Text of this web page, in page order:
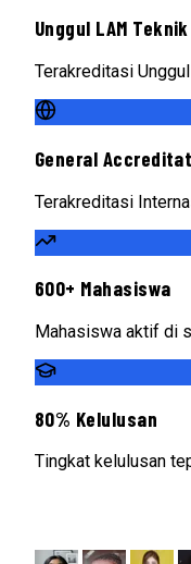
Unggul LAM Teknik
Terakreditasi
General
Terakreditasi
600+ Mahasiswa
Mahasiswa aktif di
80% Kelulusan
Tingkat kelulusan